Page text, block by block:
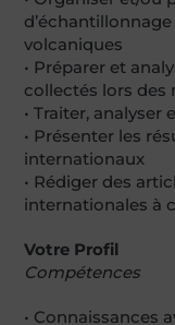
volcaniques
• Préparer et
collectés lors des
• Traiter,
• Présenter les
internationaux
• Rédiger des
internationales à
Votre Profil
Compétences
• Connaissances